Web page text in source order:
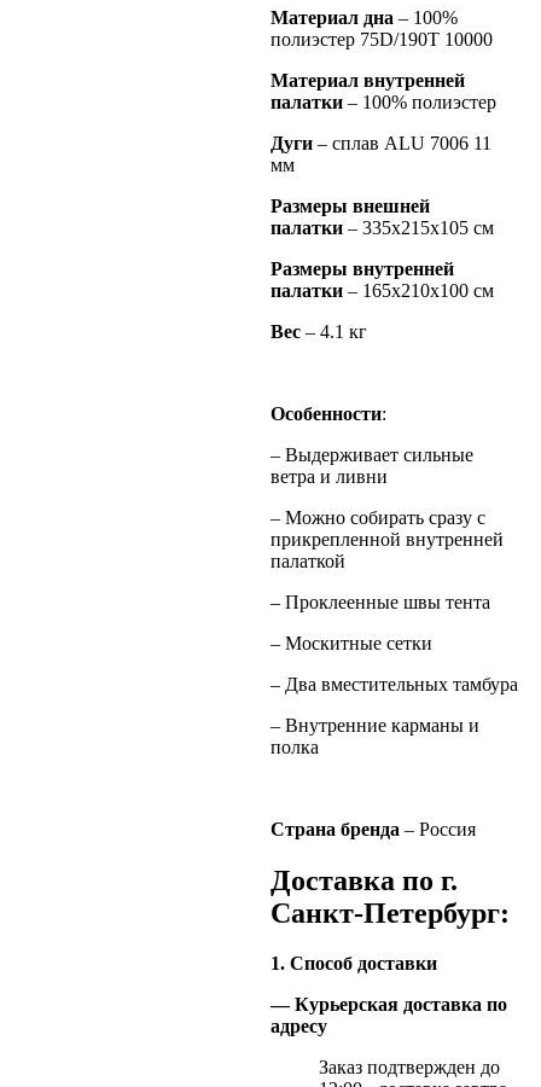
Материал дна – 100%
полиэстер 75D/190Т 10000
Материал внутренней
палатки – 100% полиэстер
Дуги – сплав ALU 7006 11
мм
Размеры внешней
палатки – 335х215х105 см
Размеры внутренней
палатки – 165х210х100 см
Вес – 4.1 кг
Особенности:
– Выдерживает сильные
ветра и ливни
– Можно собирать сразу с
прикрепленной внутренней
палаткой
– Проклеенные швы тента
– Москитные сетки
– Два вместительных тамбура
– Внутренние карманы и
полка
Страна бренда – Россия
Доставка по г.
Санкт-Петербург:
1. Способ доставки
— Курьерская доставка по
адресу
Заказ подтвержден до